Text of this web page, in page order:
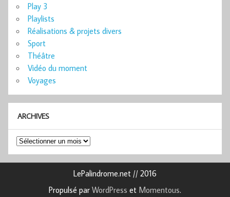
Play 3
Playlists
Réalisations & projets divers
Sport
Théâtre
Vidéo du moment
Voyages
ARCHIVES
Archives
LePalindrome.net // 2016
Propulsé par WordPress et Momentous.